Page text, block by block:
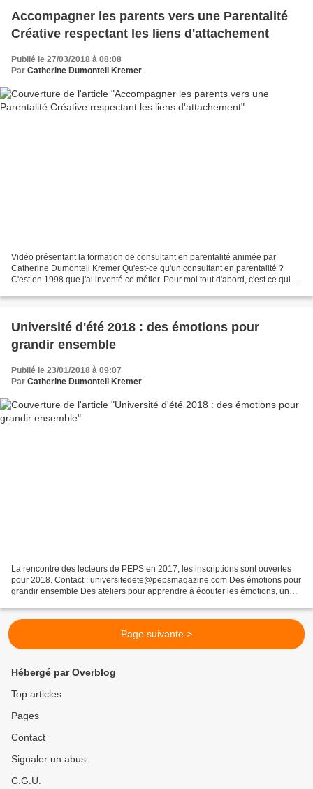
Accompagner les parents vers une Parentalité
Créative respectant les liens d'attachement
Publié le 27/03/2018 à 08:08
Par Catherine Dumonteil Kremer
Vidéo présentant la formation de consultant en parentalité animée par
Catherine Dumonteil Kremer Qu'est-ce qu'un consultant en parentalité ?
C'est en 1998 que j'ai inventé ce métier. Pour moi tout d'abord, c'est ce qui
Université d'été 2018 : des émotions pour
grandir ensemble
Publié le 23/01/2018 à 09:07
Par Catherine Dumonteil Kremer
La rencontre des lecteurs de PEPS en 2017, les inscriptions sont ouvertes
pour 2018. Contact : universitedete@pepsmagazine.com Des émotions pour
grandir ensemble Des ateliers pour apprendre à écouter les émotions, un
Page suivante >
Hébergé par Overblog
Top articles
Pages
Contact
Signaler un abus
C.G.U.